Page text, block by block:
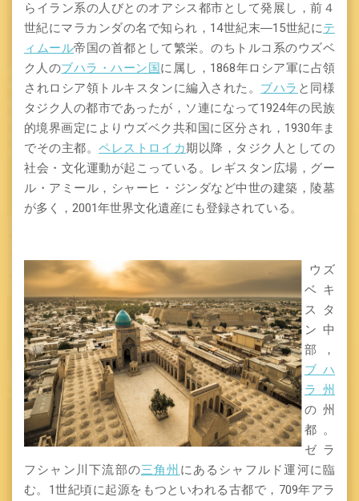
らイラン系の人びとのオアシス都市として発展し，前４
世紀にマラカンダの名で知られ，14世紀末―15世紀にテ
ィムール帝国の首都として繁栄。のちトルコ系のウズベ
ク人のブハラ・ハーン国 に属し，1868年ロシア軍に占領
されロシア領トルキスタンに編入された。 ブハラ と同様
タジク人の都市であったが，ソ連になって1924年の民族
的境界画定によりウズベク共和国に区分され，1930年ま
でその主都。ペレストロイカ期以降，タジク人としての
社会・文化運動が起こっている。レギスタン広場，グー
ル・アミール，シャーヒ・ジンダなど中世の建築，陵墓
が多く，2001年世界文化遺産にも登録されている。
ウズ
ベキ
スタ
ン中
部，
ブハ
ラ州
の州
都。
ゼラ
フシャン川下流部の三角州 にあるシャフルド運河に臨
む。1世紀頃に起源をもつといわれる古都で，709年アラ